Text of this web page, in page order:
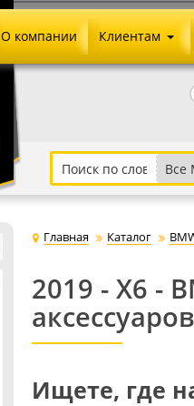
О компании Клиентам
Как сделать
Установка на
Письмо
Главная Каталог
2019 - X6 -
Ищете, где